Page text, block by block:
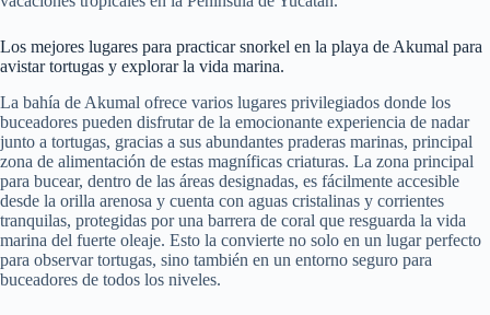
Los mejores lugares para practicar snorkel en la playa de Akumal para
avistar tortugas y explorar la vida marina.
La bahía de Akumal ofrece varios lugares privilegiados donde los
buceadores pueden disfrutar de la emocionante experiencia de nadar
junto a tortugas, gracias a sus abundantes praderas marinas, principal
zona de alimentación de estas magníficas criaturas. La zona principal
para bucear, dentro de las áreas designadas, es fácilmente accesible
desde la orilla arenosa y cuenta con aguas cristalinas y corrientes
tranquilas, protegidas por una barrera de coral que resguarda la vida
marina del fuerte oleaje. Esto la convierte no solo en un lugar perfecto
para observar tortugas, sino también en un entorno seguro para
buceadores de todos los niveles.